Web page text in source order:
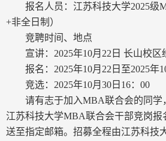
报名人员：江苏科技大学2025级
+非全日制）
竞聘时间、地点
宣讲： 2025年10月 22 日 长山校区
报名： 2025年10月 22 日至2025年
竞选： 2025年10月30 日 16：00
请有志于加入MBA联合会的同学
江苏科技大学MBA联合会干部竞岗报
送至指定邮箱。招募全程由江苏科技